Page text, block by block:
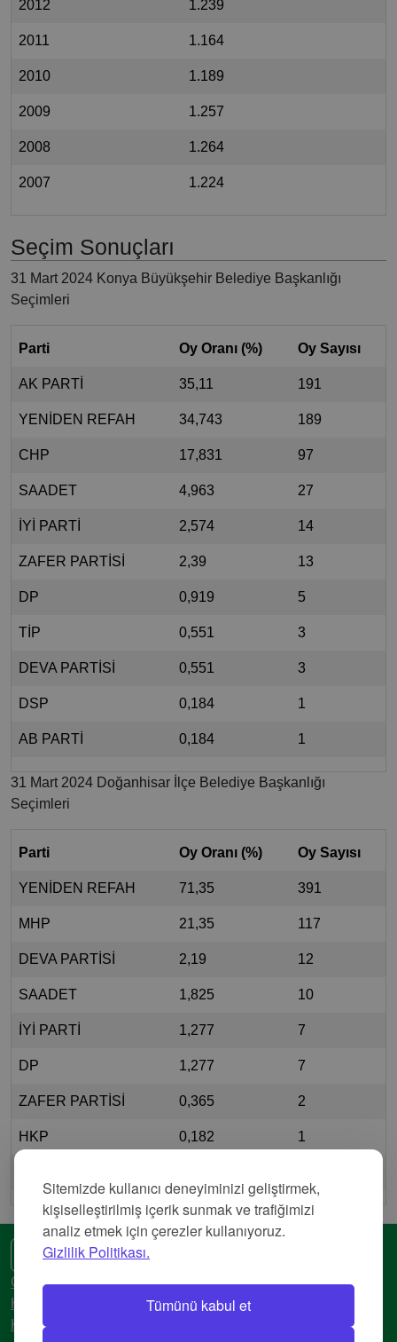
Sitemizde kullanıcı deneyiminizi geliştirmek,
kişiselleştirilmiş içerik sunmak ve trafiğimizi
analiz etmek için çerezler kullanıyoruz.
Gizlilik Politikası.
Tümünü kabul et
2012 1.239
2011 1.164
2010 1.189
2009 1.257
2008 1.264
2007 1.224
Seçim Sonuçları
31 Mart 2024 Konya Büyükşehir Belediye Başkanlığı
Seçimleri
Parti Oy Oranı (%) Oy Sayısı
AK PARTİ 35,11 191
YENİDEN REFAH 34,743 189
CHP 17,831 97
SAADET 4,963 27
İYİ PARTİ 2,574 14
ZAFER PARTİSİ 2,39 13
DP 0,919 5
TİP 0,551 3
DEVA PARTİSİ 0,551 3
DSP 0,184 1
AB PARTİ 0,184 1
31 Mart 2024 Doğanhisar İlçe Belediye Başkanlığı
Seçimleri
Parti Oy Oranı (%) Oy Sayısı
YENİDEN REFAH 71,35 391
MHP 21,35 117
DEVA PARTİSİ 2,19 12
SAADET 1,825 10
İYİ PARTİ 1,277 7
DP 1,277 7
ZAFER PARTİSİ 0,365 2
HKP 0,182 1
🌍 Başka bir dil
Gizlilik Politikası
Hizmet Şartları
Künye